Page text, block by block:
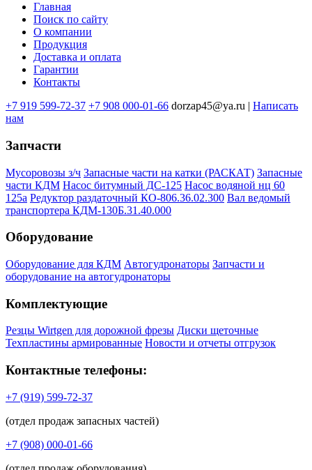
Меню
подвале
Главная
Поиск по сайту
О компании
Продукция
Доставка и оплата
Гарантии
Контакты
+7 919 599-72-37 +7 908 000-01-66 dorzap45@ya.ru | Написать
нам
Запчасти
Мусоровозы з/ч Запасные части на катки (РАСКАТ) Запасные
части КДМ Насос битумный ДС-125 Насос водяной нц 60
125а Редуктор раздаточный КО-806.36.02.300 Вал ведомый
транспортера КДМ-130Б.31.40.000
Оборудование
Оборудование для КДМ Автогудронаторы Запчасти и
оборудование на автогудронаторы
Комплектующие
Резцы Wirtgen для дорожной фрезы Диски щеточные
Техпластины армированные Новости и отчеты отгрузок
Контактные телефоны:
+7 (919) 599-72-37
(отдел продаж запасных частей)
+7 (908) 000-01-66